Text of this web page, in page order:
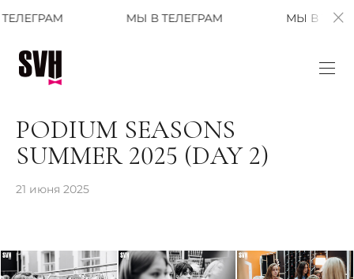
МЫ В ТЕЛЕГРАМ МЫ В ТЕЛЕГРАМ
PODIUM SEASONS
SUMMER 2025 (DAY 2)
21 июня 2025